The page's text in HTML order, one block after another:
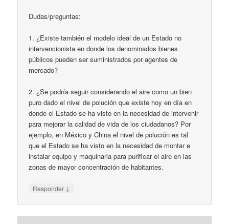
Dudas/preguntas:
1. ¿Existe también el modelo ideal de un Estado no
intervencionista en donde los denominados bienes
públicos pueden ser suministrados por agentes de
mercado?
2. ¿Se podría seguir considerando el aire como un bien
puro dado el nivel de polución que existe hoy en día en
donde el Estado se ha visto en la necesidad de intervenir
para mejorar la calidad de vida de los ciudadanos? Por
ejemplo, en México y China el nivel de polución es tal
que el Estado se ha visto en la necesidad de montar e
instalar equipo y maquinaria para purificar el aire en las
zonas de mayor concentración de habitantes.
Responder ↓